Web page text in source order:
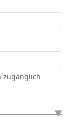
zugänglich